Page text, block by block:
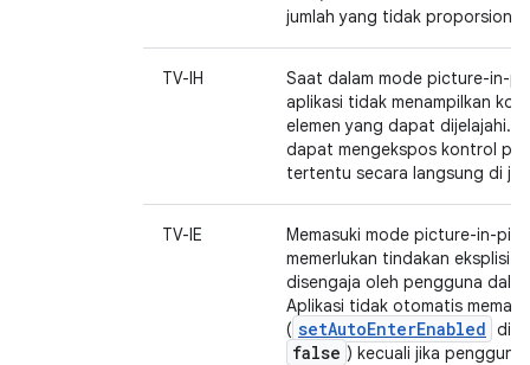
jumlah yang tidak proporsional.
TV-IH
Saat dalam mode picture-in-
aplikasi tidak menampilkan
elemen yang dapat dijelajahi.
dapat mengekspos kontrol
tertentu secara langsung di
TV-IE
Memasuki mode picture-in-
memerlukan tindakan eksplisit
disengaja oleh pengguna
Aplikasi tidak otomatis
( setAutoEnterEnabled
false ) kecuali jika pengguna